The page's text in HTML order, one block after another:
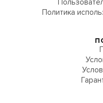
Политика